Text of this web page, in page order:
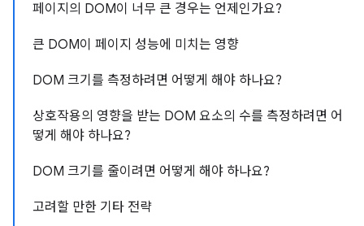
페이지의 DOM이 너무 큰 경우는 언제인가요?
큰 DOM이 페이지 성능에 미치는 영향
DOM 크기를 측정하려면 어떻게 해야 하나요?
상호작용의 영향을 받는 DOM 요소의 수를 측정하려면 어
떻게 해야 하나요?
DOM 크기를 줄이려면 어떻게 해야 하나요?
고려할 만한 기타 전략